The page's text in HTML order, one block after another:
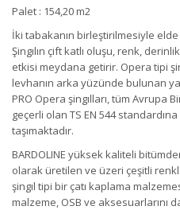
Palet : 154,20 m2
İki tabakanın birleştirilmesiyle
Şingılın çift katlı oluşu,renk, derinlik
etkisi meydana getirir. Opera tipi
levhanın arka yüzünde bulunan
PRO Opera şingılları,tüm Avrupa
geçerli olan TS EN 544standardına
taşımaktadır.
BARDOLINE yüksek kaliteli
olarak üretilen ve üzeri çeşitli
şingıl tipi bir çatı kaplama
malzeme, OSB ve aksesuarlarını